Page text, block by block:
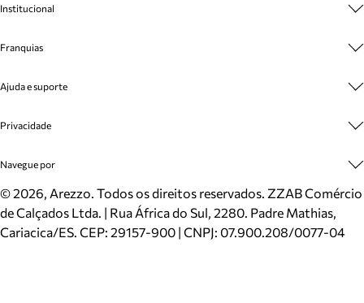
Institucional
Cashback
Venda Corporativa
Mapa do Site
Inverno
Mundo Arezzo
Franquias
Plano de Negócio
Ajuda e suporte
Cadastro
Meus Pedidos
Trocas e Devoluções
Cartão Presente
Localizador de lojas
Privacidade
Politica e Privacidade
Navegue por
Sapatos
Bolsas
Scarpins
©2026, Arezzo. Todos os direitos reservados. ZZAB Comércio
de Calçados Ltda. | Rua África do Sul, 2280. Padre Mathias,
Cariacica/ES. CEP: 29157-900 | CNPJ: 07.900.208/0077-04